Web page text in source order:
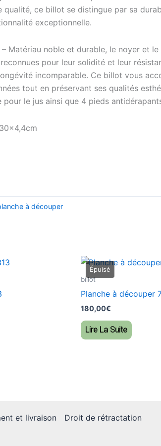
qualité, ce billot se distingue par sa
exceptionnelle.
Matériau noble et durable, le noyer et
pour leur solidité et leur
incomparable. Ce billot vous
tout en préservant ses qualités
pour le jus ainsi que 4 pieds
à découper
billot
Planche à découper
180,00€
Lire La Suite
et livraison Droit de rétractation